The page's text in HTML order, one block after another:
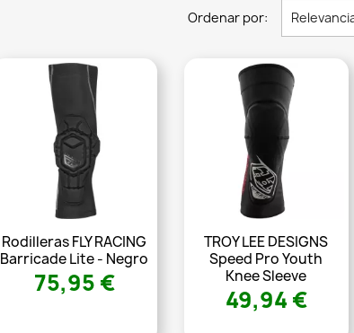
Ordenar por:
Rodilleras FLY RACING
Barricade Lite - Negro
75,95 €
TROY LEE DESIGNS
Speed Pro Youth
Knee Sleeve
49,94 €